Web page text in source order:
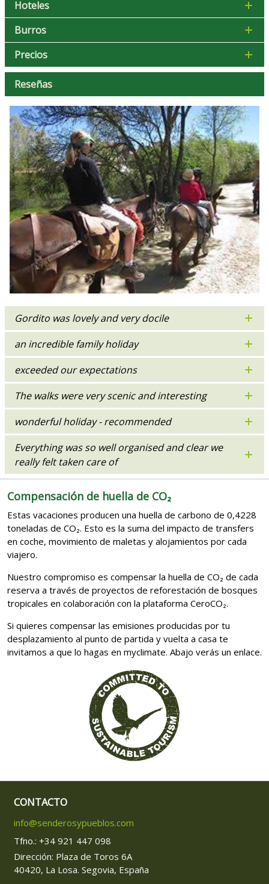
Hoteles
Burros
Precios
Reseñas
Gordito was lovely and very docile
an incredible family holiday
exceeded our expectations
The walks were very scenic and interesting
wonderful holiday - recommended
Everything was so well organised and clear we
really felt taken care of
Compensación de huella de CO₂
Estas vacaciones producen una huella de carbono de 0,4228
toneladas de CO₂. Esto es la suma del impacto de transfers
en coche, movimiento de maletas y alojamientos por cada
viajero.
Nuestro compromiso es compensar la huella de CO₂ de cada
reserva a través de proyectos de reforestación de bosques
tropicales en colaboración con la plataforma CeroCO₂.
Si quieres compensar las emisiones producidas por tu
desplazamiento al punto de partida y vuelta a casa te
invitamos a que lo hagas en myclimate. Abajo verás un enlace.
CONTACTO
info@senderosypueblos.com
Tfno.: +34 921 447 098
Dirección: Plaza de Toros 6A
40420, La Losa. Segovia, España